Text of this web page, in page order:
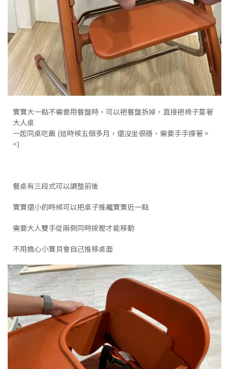
寶寶大一點不需要用餐盤時，可以把餐盤拆掉，直接把椅子靠著
大人桌
一起同桌吃飯 (這時候五個多月，還沒坐很穩，需要手手撐著 >
<)
餐桌有三段式可以調整前後
寶寶還小的時候可以把桌子推離寶寶近一點
需要大人雙手從兩側同時按壓才能移動
不用擔心小寶貝會自己推移桌面